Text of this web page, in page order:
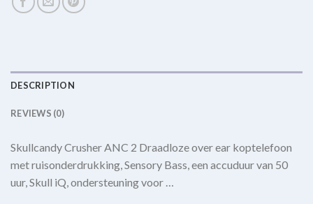
DESCRIPTION
REVIEWS (0)
Skullcandy Crusher ANC 2 Draadloze over ear koptelefoon
met ruisonderdrukking, Sensory Bass, een accuduur van 50
uur, Skull iQ, ondersteuning voor …